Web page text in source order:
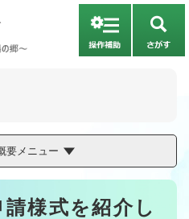
が
要メニュー
様式を紹介し